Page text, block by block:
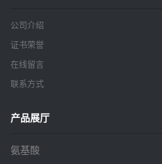
公司介绍
证书荣誉
在线留言
联系方式
产品展厅
氨基酸